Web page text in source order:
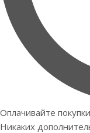
Оплачивайте
Никаких